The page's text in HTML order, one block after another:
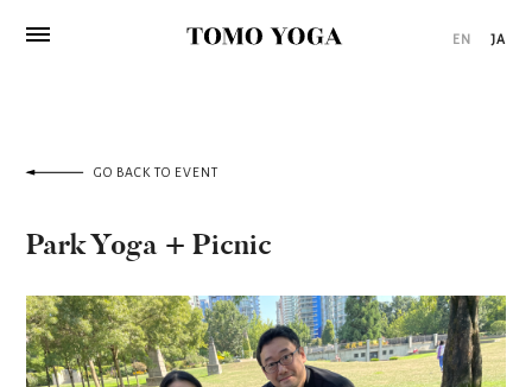
EN JA
GO BACK TO EVENT
Park Yoga + Picnic